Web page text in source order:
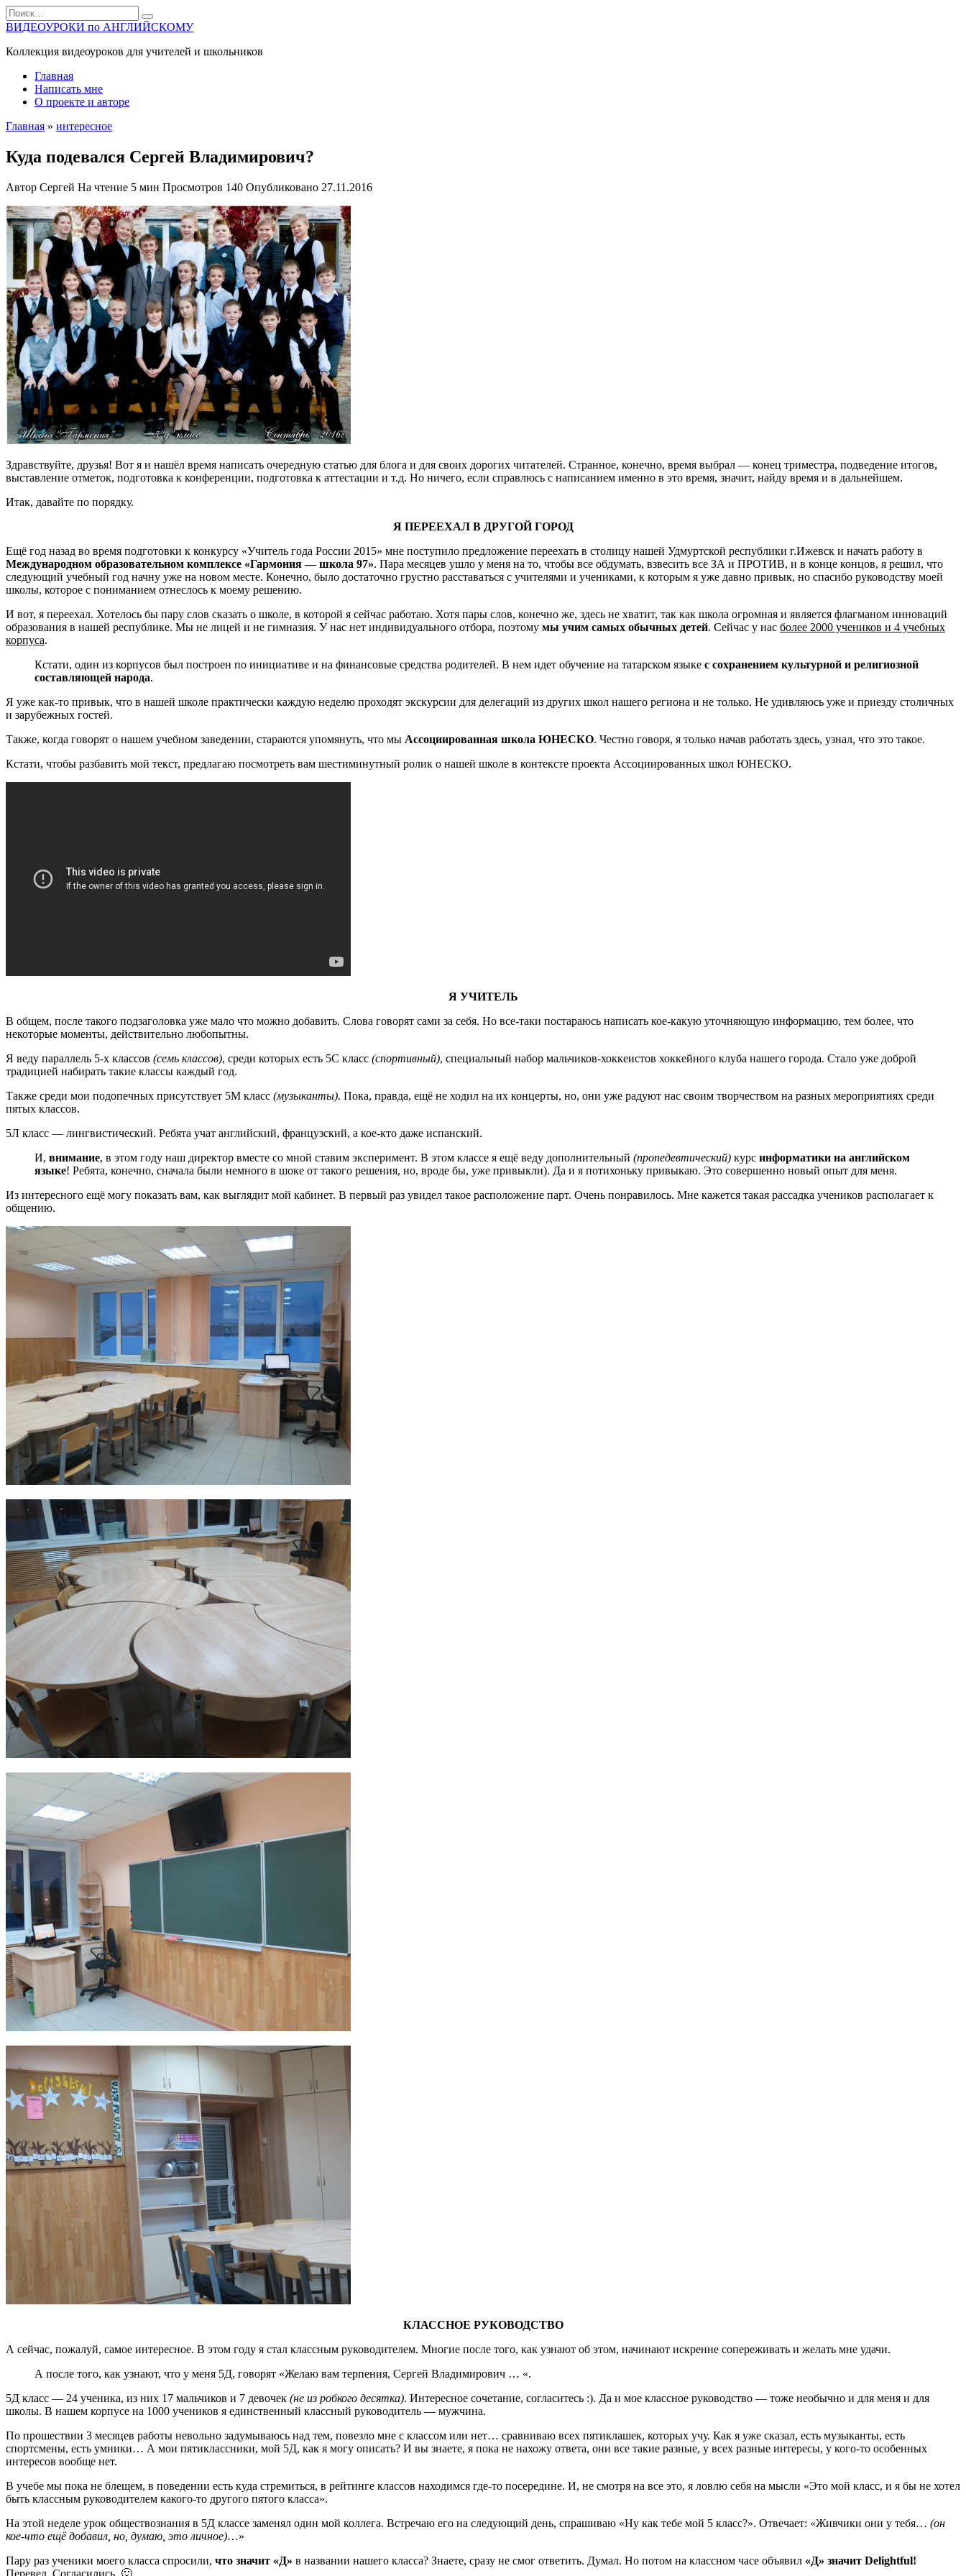
Перейти
к
содержанию
Search
for:
ВИДЕОУРОКИ по АНГЛИЙСКОМУ
Коллекция видеоуроков для учителей и школьников
Главная
Написать мне
О проекте и авторе
Главная » интересное
Куда подевался Сергей Владимирович?
Автор Сергей На чтение 5 мин Просмотров 140 Опубликовано 27.11.2016
Здравствуйте, друзья! Вот я и нашёл время написать очередную статью для блога и для своих дорогих читателей. Странное, конечно, время выбрал — конец триместра, подведение итогов,
выставление отметок, подготовка к конференции, подготовка к аттестации и т.д. Но ничего, если справлюсь с написанием именно в это время, значит, найду время и в дальнейшем.
Итак, давайте по порядку.
Я ПЕРЕЕХАЛ В ДРУГОЙ ГОРОД
Ещё год назад во время подготовки к конкурсу «Учитель года России 2015» мне поступило предложение переехать в столицу нашей Удмуртской республики г.Ижевск и начать работу в
Международном образовательном комплексе «Гармония — школа 97». Пара месяцев ушло у меня на то, чтобы все обдумать, взвесить все ЗА и ПРОТИВ, и в конце концов, я решил, что
следующий учебный год начну уже на новом месте. Конечно, было достаточно грустно расставаться с учителями и учениками, к которым я уже давно привык, но спасибо руководству моей
школы, которое с пониманием отнеслось к моему решению.
И вот, я переехал. Хотелось бы пару слов сказать о школе, в которой я сейчас работаю. Хотя пары слов, конечно же, здесь не хватит, так как школа огромная и является флагманом инноваций
образования в нашей республике. Мы не лицей и не гимназия. У нас нет индивидуального отбора, поэтому мы учим самых обычных детей. Сейчас у нас более 2000 учеников и 4 учебных
корпуса.
Кстати, один из корпусов был построен по инициативе и на финансовые средства родителей. В нем идет обучение на татарском языке с сохранением культурной и религиозной
составляющей народа.
Я уже как-то привык, что в нашей школе практически каждую неделю проходят экскурсии для делегаций из других школ нашего региона и не только. Не удивляюсь уже и приезду столичных
и зарубежных гостей.
Также, когда говорят о нашем учебном заведении, стараются упомянуть, что мы Ассоциированная школа ЮНЕСКО. Честно говоря, я только начав работать здесь, узнал, что это такое.
Кстати, чтобы разбавить мой текст, предлагаю посмотреть вам шестиминутный ролик о нашей школе в контексте проекта Ассоциированных школ ЮНЕСКО.
Я УЧИТЕЛЬ
В общем, после такого подзаголовка уже мало что можно добавить. Слова говорят сами за себя. Но все-таки постараюсь написать кое-какую уточняющую информацию, тем более, что
некоторые моменты, действительно любопытны.
Я веду параллель 5-х классов (семь классов), среди которых есть 5С класс (спортивный), специальный набор мальчиков-хоккеистов хоккейного клуба нашего города. Стало уже доброй
традицией набирать такие классы каждый год.
Также среди мои подопечных присутствует 5М класс (музыканты). Пока, правда, ещё не ходил на их концерты, но, они уже радуют нас своим творчеством на разных мероприятиях среди
пятых классов.
5Л класс — лингвистический. Ребята учат английский, французский, а кое-кто даже испанский.
И, внимание, в этом году наш директор вместе со мной ставим эксперимент. В этом классе я ещё веду дополнительный (пропедевтический) курс информатики на английском
языке! Ребята, конечно, сначала были немного в шоке от такого решения, но, вроде бы, уже привыкли). Да и я потихоньку привыкаю. Это совершенно новый опыт для меня.
Из интересного ещё могу показать вам, как выглядит мой кабинет. В первый раз увидел такое расположение парт. Очень понравилось. Мне кажется такая рассадка учеников располагает к
общению.
КЛАССНОЕ РУКОВОДСТВО
А сейчас, пожалуй, самое интересное. В этом году я стал классным руководителем. Многие после того, как узнают об этом, начинают искренне сопереживать и желать мне удачи.
А после того, как узнают, что у меня 5Д, говорят «Желаю вам терпения, Сергей Владимирович … «.
5Д класс — 24 ученика, из них 17 мальчиков и 7 девочек (не из робкого десятка). Интересное сочетание, согласитесь :). Да и мое классное руководство — тоже необычно и для меня и для
школы. В нашем корпусе на 1000 учеников я единственный классный руководитель — мужчина.
По прошествии 3 месяцев работы невольно задумываюсь над тем, повезло мне с классом или нет… сравниваю всех пятиклашек, которых учу. Как я уже сказал, есть музыканты, есть
спортсмены, есть умники… А мои пятиклассники, мой 5Д, как я могу описать? И вы знаете, я пока не нахожу ответа, они все такие разные, у всех разные интересы, у кого-то особенных
интересов вообще нет.
В учебе мы пока не блещем, в поведении есть куда стремиться, в рейтинге классов находимся где-то посередине. И, не смотря на все это, я ловлю себя на мысли «Это мой класс, и я бы не хотел
быть классным руководителем какого-то другого пятого класса».
На этой неделе урок обществознания в 5Д классе заменял один мой коллега. Встречаю его на следующий день, спрашиваю «Ну как тебе мой 5 класс?». Отвечает: «Живчики они у тебя… (он
кое-что ещё добавил, но, думаю, это личное)…»
Пару раз ученики моего класса спросили, что значит «Д» в названии нашего класса? Знаете, сразу не смог ответить. Думал. Но потом на классном часе объявил «Д» значит Delightful!
Перевел. Согласились. 🙂